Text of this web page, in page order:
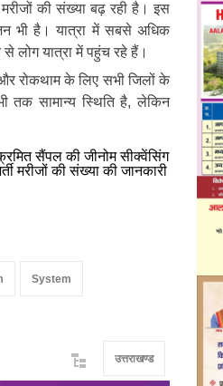
की संख्या बढ़ रही है। इस
भी है। यात्रा में सबसे अधिक
से लोग यात्रा में पहुंच रहे हैं।
रोकथाम के लिए सभी जिलों के
तक सामान्य स्थिति है, लेकिन
सैंपल की जीनोम सीक्वेंसिंग
मरीजों की संख्या की जानकारी
System
उत्तराखण्ड